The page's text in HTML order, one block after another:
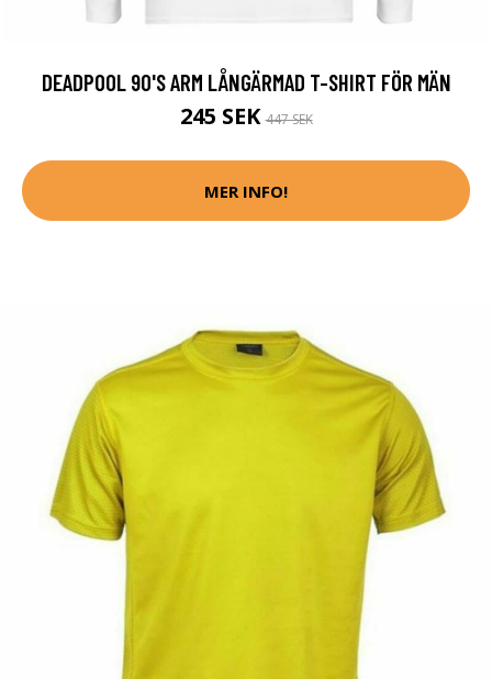
DEADPOOL 90'S ARM LÅNGÄRMAD T-SHIRT FÖR MÄN
245 SEK447 SEK
MER INFO!